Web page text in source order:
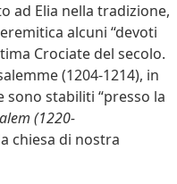
ad Elia nella tradizione,
alcuni “devoti
Crociate del secolo.
(1204-1214), in
sono stabiliti “presso la
(1220-
chiesa di nostra